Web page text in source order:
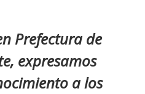
Prefectura de
expresamos
a los